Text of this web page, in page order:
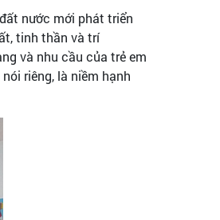
nước mới phát triển
tinh thần và trí
và nhu cầu của trẻ em
riêng, là niềm hạnh